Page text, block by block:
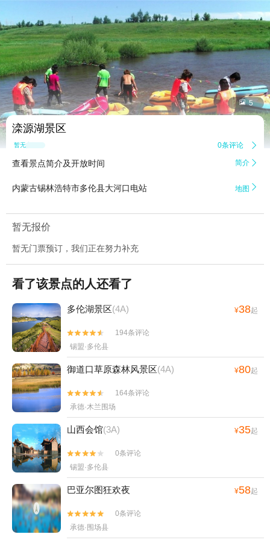
 5
滦源湖景区
暂无点评 0条评论 
查看景点简介及开放时间 简介 
内蒙古锡林浩特市多伦县大河口电站 地图 
暂无报价
暂无门票预订，我们正在努力补充
看了该景点的人还看了
多伦湖景区(4A) ¥38起


194条评论
锡盟·多伦县
御道口草原森林风景区(4A) ¥80起


164条评论
承德·木兰围场
山西会馆(3A) ¥35起


0条评论
锡盟·多伦县
巴亚尔图狂欢夜 ¥58起


0条评论
承德·围场县